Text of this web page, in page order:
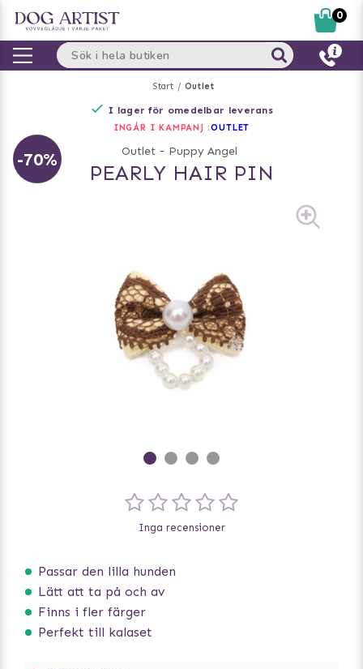
Start Outlet
I lager för omedelbar leverans
INGÅR I KAMPANJ :OUTLET
-70% Outlet - Puppy Angel
PEARLY HAIR PIN
Passar den lilla hunden
Lätt att ta på och av
Finns i fler färger
Perfekt till kalaset
Inga recensioner
0